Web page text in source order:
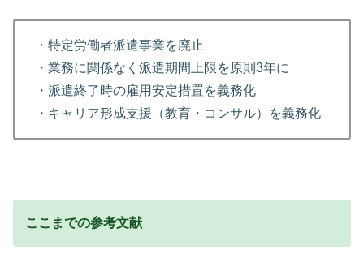
・特定労働者派遣事業を廃止
・業務に関係なく派遣期間上限を原則3年に
・派遣終了時の雇用安定措置を義務化
・キャリア形成支援（教育・コンサル）を義務化
ここまでの参考文献